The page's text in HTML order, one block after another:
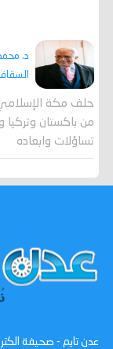
د.
حلف مكة
من باكستان وتركيا
تساؤلات وابعاده